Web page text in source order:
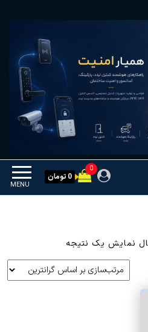
MENU
0
0 تومان
نمایش یک نتیجه